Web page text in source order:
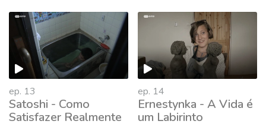
ep. 13
Satoshi - Como
Satisfazer Realmente
ep. 14
Ernestynka - A Vida é
um Labirinto